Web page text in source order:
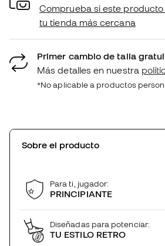
Comprueba si este
tu tienda más cercana
Primer cambio de talla
Más detalles en nuestra
*No aplicable a productos
Sobre el producto
Para ti, jugador:
PRINCIPIANTE
Diseñadas para potenciar:
TU ESTILO RETRO